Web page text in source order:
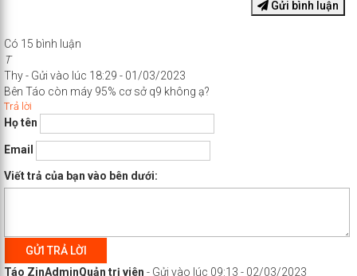
Gửi bình luận
Có 15 bình luận
T
Thy- Gửi vào lúc 18:29 - 01/03/2023
Bên Táo còn máy 95% cơ sở q9 không ạ?
Trả lời
Họ tên
Email
Viết trả của bạn vào bên dưới:
GỬI TRẢ LỜI
Táo ZinAdminQuản trị viên - Gửi vào lúc 09:13 - 02/03/2023